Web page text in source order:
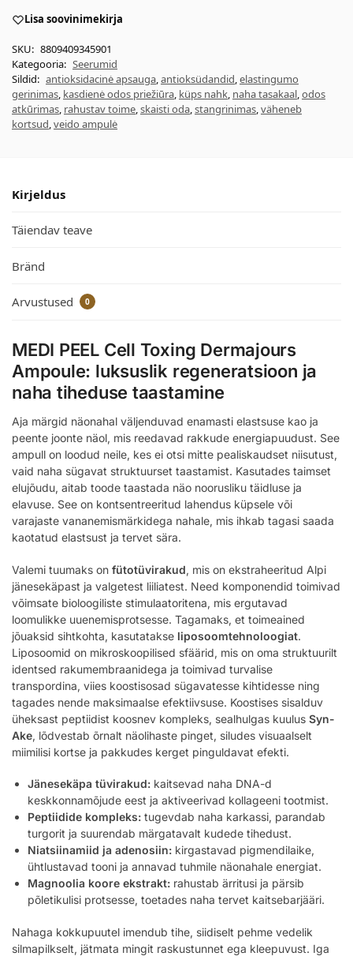
Lisa soovinimekirja
SKU: 8809409345901
Kategooria: Seerumid
Sildid: antioksidacinė apsauga,antioksüdandid,elastingumo
gerinimas, kasdienė odos priežiūra, küps nahk, naha tasakaal,odos
atkūrimas, rahustav toime,skaisti oda,stangrinimas,väheneb
kortsud,veido ampulė
Kirjeldus
Täiendav teave
Bränd
Arvustused 0
MEDI PEEL Cell Toxing Dermajours
Ampoule: luksuslik regeneratsioon ja
naha tiheduse taastamine
Aja märgid näonahal väljenduvad enamasti elastsuse kao ja
peente joonte näol, mis reedavad rakkude energiapuudust. See
ampull on loodud neile, kes ei otsi mitte pealiskaudset niisutust,
vaid naha sügavat struktuurset taastamist. Kasutades taimset
elujõudu, aitab toode taastada näo noorusliku täidluse ja
elavuse. See on kontsentreeritud lahendus küpsele või
varajaste vananemismärkidega nahale, mis ihkab tagasi saada
kaotatud elastsust ja tervet sära.
Valemi tuumaks on fütotüvirakud, mis on ekstraheeritud Alpi
jänesekäpast ja valgetest liiliatest. Need komponendid toimivad
võimsate bioloogiliste stimulaatoritena, mis ergutavad
loomulikke uuenemisprotsesse. Tagamaks, et toimeained
jõuaksid sihtkohta, kasutatakse liposoomtehnoloogiat.
Liposoomid on mikroskoopilised sfäärid, mis on oma struktuurilt
identsed rakumembraanidega ja toimivad turvalise
transpordina, viies koostisosad sügavatesse kihtidesse ning
tagades nende maksimaalse efektiivsuse. Koostises sisalduv
üheksast peptiidist koosnev kompleks, sealhulgas kuulus Syn-
Ake, lõdvestab õrnalt näolihaste pinget, siludes visuaalselt
miimilisi kortse ja pakkudes kerget pinguldavat efekti.
Jänesekäpa tüvirakud: kaitsevad naha DNA-d
keskkonnamõjude eest ja aktiveerivad kollageeni tootmist.
Peptiidide kompleks: tugevdab naha karkassi, parandab
turgorit ja suurendab märgatavalt kudede tihedust.
Niatsiinamiid ja adenosiin: kirgastavad pigmendilaike,
ühtlustavad tooni ja annavad tuhmile näonahale energiat.
Magnoolia koore ekstrakt: rahustab ärritusi ja pärsib
põletikulisi protsesse, toetades naha tervet kaitsebarjääri.
Nahaga kokkupuutel imendub tihe, siidiselt pehme vedelik
silmapilkselt, jätmata mingit raskustunnet ega kleepuvust. Iga